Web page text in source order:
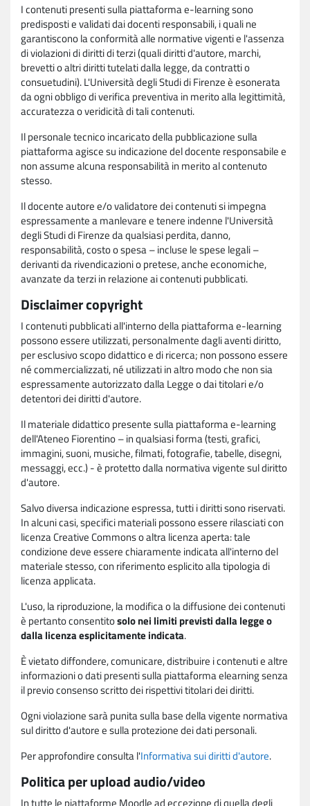
I contenuti presenti sulla piattaforma e-learning sono
predisposti e validati dai docenti responsabili, i quali ne
garantiscono la conformità alle normative vigenti e l'assenza
di violazioni di diritti di terzi (quali diritti d'autore, marchi,
brevetti o altri diritti tutelati dalla legge, da contratti o
consuetudini). L'Università degli Studi di Firenze è esonerata
da ogni obbligo di verifica preventiva in merito alla legittimità,
accuratezza o veridicità di tali contenuti.
Il personale tecnico incaricato della pubblicazione sulla
piattaforma agisce su indicazione del docente responsabile e
non assume alcuna responsabilità in merito al contenuto
stesso.
Il docente autore e/o validatore dei contenuti si impegna
espressamente a manlevare e tenere indenne l'Università
degli Studi di Firenze da qualsiasi perdita, danno,
responsabilità, costo o spesa – incluse le spese legali –
derivanti da rivendicazioni o pretese, anche economiche,
avanzate da terzi in relazione ai contenuti pubblicati.
Disclaimer copyright
I contenuti pubblicati all'interno della piattaforma e-learning
possono essere utilizzati, personalmente dagli aventi diritto,
per esclusivo scopo didattico e di ricerca; non possono essere
né commercializzati, né utilizzati in altro modo che non sia
espressamente autorizzato dalla Legge o dai titolari e/o
detentori dei diritti d'autore.
Il materiale didattico presente sulla piattaforma e-learning
dell'Ateneo Fiorentino – in qualsiasi forma (testi, grafici,
immagini, suoni, musiche, filmati, fotografie, tabelle, disegni,
messaggi, ecc.) - è protetto dalla normativa vigente sul diritto
d'autore.
Salvo diversa indicazione espressa, tutti i diritti sono riservati.
In alcuni casi, specifici materiali possono essere rilasciati con
licenza Creative Commons o altra licenza aperta: tale
condizione deve essere chiaramente indicata all'interno del
materiale stesso, con riferimento esplicito alla tipologia di
licenza applicata.
L'uso, la riproduzione, la modifica o la diffusione dei contenuti
è pertanto consentitosolo nei limiti previsti dalla legge o
dalla licenza esplicitamente indicata.
È vietato diffondere, comunicare, distribuire i contenuti e altre
informazioni o dati presenti sulla piattaforma elearning senza
il previo consenso scritto dei rispettivi titolari dei diritti.
Ogni violazione sarà punita sulla base della vigente normativa
sul diritto d'autore e sulla protezione dei dati personali.
Per approfondire consulta l'Informativa sui diritti d'autore.
Politica per upload audio/video
In tutte le piattaforme Moodle ad eccezione di quella degli